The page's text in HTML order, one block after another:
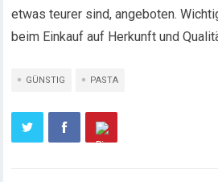
etwas teurer sind, angeboten.
beim Einkauf auf Herkunft und
GÜNSTIG PASTA